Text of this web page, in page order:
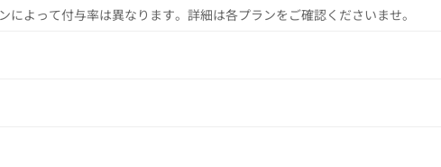
によって付与率は異なります。詳細は各プランをご確認くださいませ。